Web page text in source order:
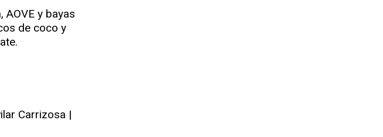
AOVE y bayas
de coco y